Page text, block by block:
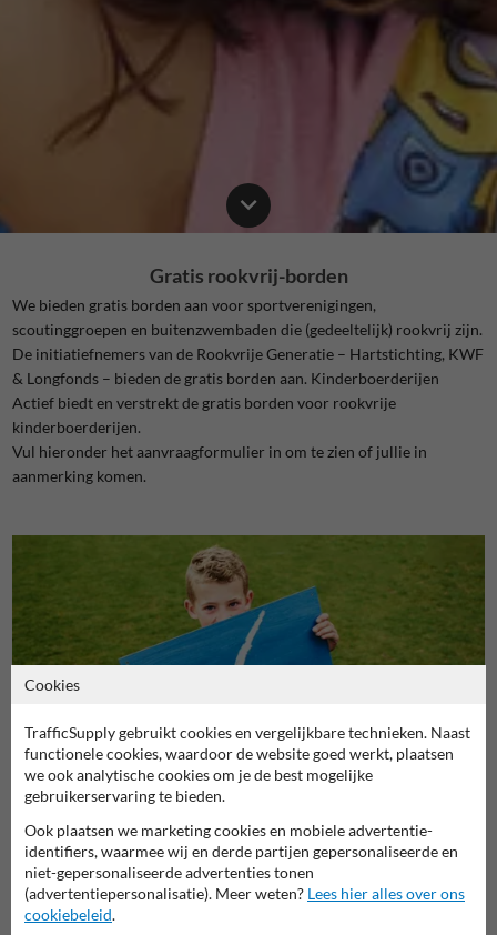
Gratis rookvrij-borden
We bieden gratis borden aan voor sportverenigingen,
scoutinggroepen en buitenzwembaden die (gedeeltelijk) rookvrij zijn.
De initiatiefnemers van de Rookvrije Generatie – Hartstichting, KWF
& Longfonds – bieden de gratis borden aan. Kinderboerderijen
Actief biedt en verstrekt de gratis borden voor rookvrije
kinderboerderijen.
Vul hieronder het aanvraagformulier in om te zien of jullie in
aanmerking komen.
Gratis borden aanvragen - Buitensportverenigingen
Voor debuitensportverenigingen die een (deels) rookvrij-beleid
invoeren, zijn gratis borden beschikbaar.
Cookies
TrafficSupply gebruikt cookies en vergelijkbare technieken. Naast
functionele cookies, waardoor de website goed werkt, plaatsen
we ook analytische cookies om je de best mogelijke
gebruikerservaring te bieden.
Ook plaatsen we marketing cookies en mobiele advertentie-
identifiers, waarmee wij en derde partijen gepersonaliseerde en
niet-gepersonaliseerde advertenties tonen
(advertentiepersonalisatie). Meer weten? Lees hier alles over ons
cookiebeleid.